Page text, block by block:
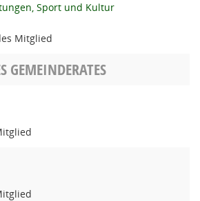
Sport und Kultur
Mitglied
GEMEINDERATES